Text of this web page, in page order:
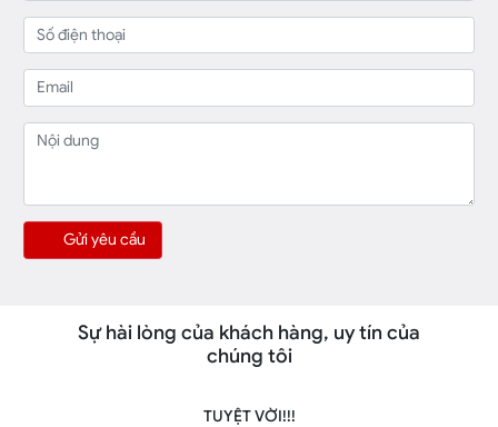
Gửi yêu cầu
Sự hài lòng của khách hàng, uy tín của
chúng tôi
TUYỆT VỜI!!!